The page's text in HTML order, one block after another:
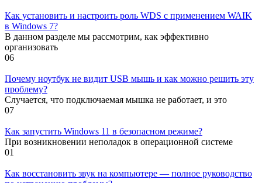
Как установить и настроить роль WDS с применением WAIK
в Windows 7?
В данном разделе мы рассмотрим, как эффективно
организовать
06
Почему ноутбук не видит USB мышь и как можно решить эту
проблему?
Случается, что подключаемая мышка не работает, и это
07
Как запустить Windows 11 в безопасном режиме?
При возникновении неполадок в операционной системе
01
Как восстановить звук на компьютере — полное руководство